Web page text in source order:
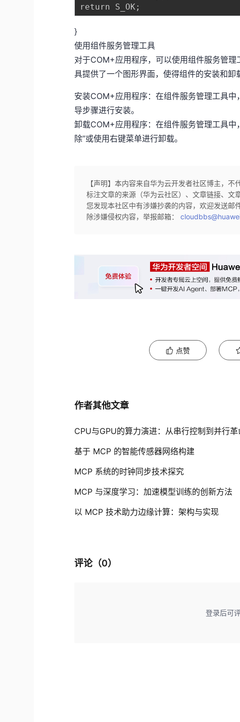
}
使用组件服务管理工具
对于COM+应用程序，可以使用组件服务管
具提供了一个图形界面，使得组件的安装和卸
安装COM+应用程序：在组件服务管理工具中
导步骤进行安装。
卸载COM+应用程序：在组件服务管理工具中
除”或使用右键菜单进行卸载。
【声明】本内容来自华为云开发者社区博主，
标注文章的来源（华为云社区）、文章链接、文
您发现本社区中有涉嫌抄袭的内容，欢迎发送邮
除涉嫌侵权内容，举报邮箱：
点赞
作者其他文章
CPU与GPU的算力演进：从串行控制到并行革
基于 MCP 的智能传感器网络构建
MCP 系统的时钟同步技术探究
MCP 与深度学习：加速模型训练的创新方法
以 MCP 技术助力边缘计算：架构与实现
评论（0）
登录后可